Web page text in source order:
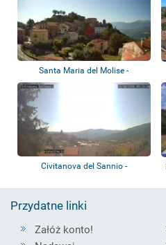
Santa Maria del Molise -
Sant'Angelo in...
Civitanova del Sannio -
Przydatne linki
Załóż konto!